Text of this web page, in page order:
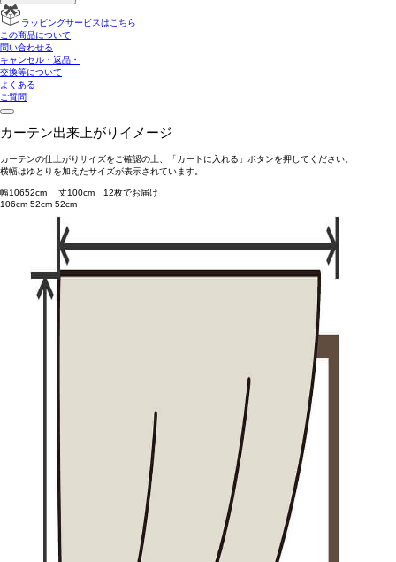
ラッピングサービスはこちら
この商品について
問い合わせる
キャンセル・返品・
交換等について
よくある
ご質問
カーテン出来上がりイメージ
カーテンの仕上がりサイズをご確認の上、「カートに入れる」ボタンを押してください。
横幅はゆとりを加えたサイズが表示されています。
幅10652cm 丈100cm 12枚でお届け
106cm 52cm 52cm